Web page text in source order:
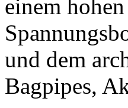
einem
und dem
Bagpipes,